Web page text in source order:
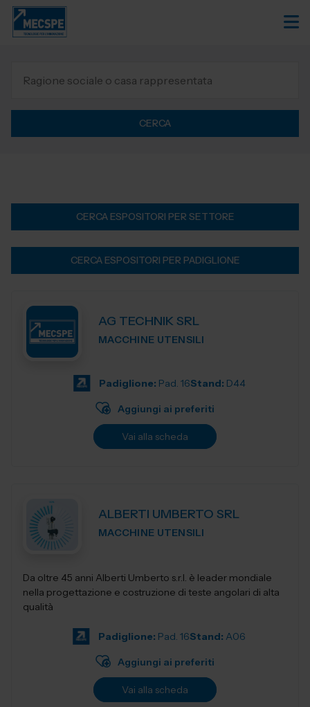
CERCA
CERCA ESPOSITORI PER SETTORE
CERCA ESPOSITORI PER PADIGLIONE
AG TECHNIK SRL
MACCHINE UTENSILI
Padiglione: Pad. 16Stand: D44
Aggiungi ai preferiti
Vai alla scheda
ALBERTI UMBERTO SRL
MACCHINE UTENSILI
Da oltre 45 anni Alberti Umberto s.r.l. è leader mondiale
nella progettazione e costruzione di teste angolari di alta
qualità
Padiglione: Pad. 16Stand: A06
Aggiungi ai preferiti
Vai alla scheda